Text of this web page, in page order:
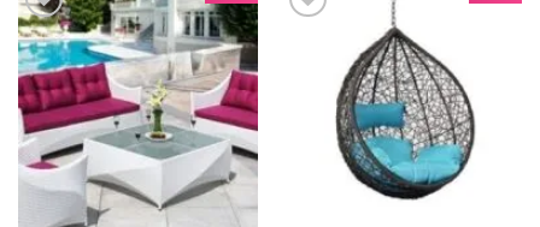
מספר
סוגים.
ניתן
לבחור
את
האפשרויות
בעמוד
המוצר
מספר
סוגים.
ניתן
לבחור
את
האפשרויות
בעמוד
המוצר
הוסף
לרשימת
המשאלות